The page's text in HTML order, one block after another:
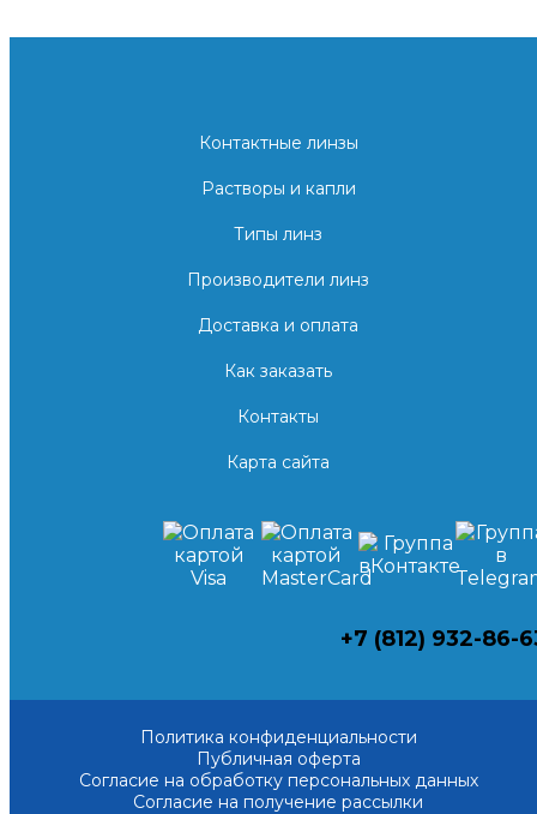
Контактные линзы
Растворы и капли
Типы линз
Производители линз
Доставка и оплата
Как заказать
Контакты
Карта сайта
+7 (812) 932-86-
Политика конфиденциальности
Публичная оферта
Согласие на обработку персональных данных
Согласие на получение рассылки